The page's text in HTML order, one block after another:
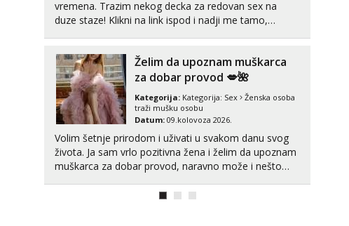
vremena. Trazim nekog decka za redovan sex na
duze staze! Klikni na link ispod i nadji me tamo,
Želim da upoznam muškarca
za dobar provod 💋🌺
Kategorija: Kategorija: Sex
Ženska osoba
traži mušku osobu
Datum: 09.kolovoza 2026.
Volim šetnje prirodom i uživati u svakom danu svog
života. Ja sam vrlo pozitivna žena i želim da upoznam
muškarca za dobar provod, naravno može i nešto